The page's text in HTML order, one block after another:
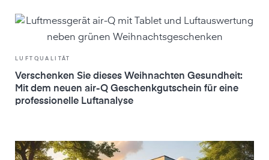
LUFTQUALITÄT
Verschenken Sie dieses Weihnachten Gesundheit:
Mit dem neuen air-Q Geschenkgutschein für eine
professionelle Luftanalyse